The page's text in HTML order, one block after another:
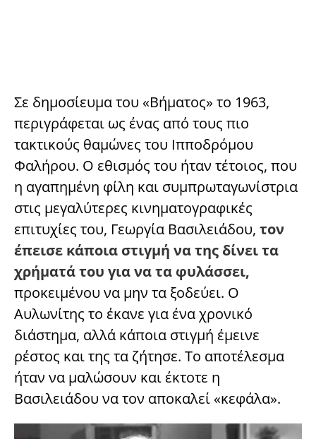
Σε δημοσίευμα του «Βήματος» το 1963,
περιγράφεται ως ένας από τους πιο
τακτικούς θαμώνες του Ιπποδρόμου
Φαλήρου. Ο εθισμός του ήταν τέτοιος, που
η αγαπημένη φίλη και συμπρωταγωνίστρια
στις μεγαλύτερες κινηματογραφικές
επιτυχίες του, Γεωργία Βασιλειάδου, τον
έπεισε κάποια στιγμή να της δίνει τα
χρήματά του για να τα φυλάσσει,
προκειμένου να μην τα ξοδεύει. Ο
Αυλωνίτης το έκανε για ένα χρονικό
διάστημα, αλλά κάποια στιγμή έμεινε
ρέστος και της τα ζήτησε. Το αποτέλεσμα
ήταν να μαλώσουν και έκτοτε η
Βασιλειάδου να τον αποκαλεί «κεφάλα».